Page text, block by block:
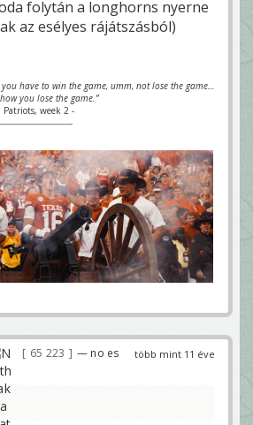
folytán a longhorns nyerne
az esélyes rájátszásból)
you have to win the game, umm, not lose the game…
you lose the game.”
Patriots, week 2 -
több mint 11 éve
65 223
— no es